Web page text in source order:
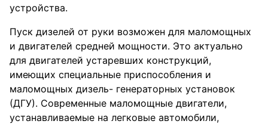
устройства.
Пуск дизелей от руки возможен для маломощных
и двигателей средней мощности. Это актуально
для двигателей устаревших конструкций,
имеющих специальные приспособления и
маломощных дизель- генераторных установок
(ДГУ). Современные маломощные двигатели,
устанавливаемые на легковые автомобили,